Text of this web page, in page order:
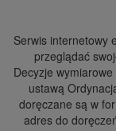
Serwis internetowy
przeglądać
Decyzje
ustawą
doręczane są w
adres do